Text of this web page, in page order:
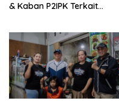
& Kaban P2IPK Terkait